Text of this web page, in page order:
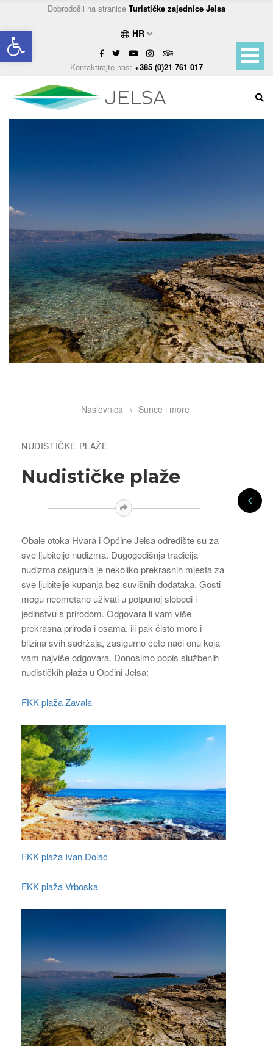
Open toolbar
Dobrodošli na stranice Turističke zajednice Jelsa
HR
Kontaktirajte nas: +385 (0)21 761 017
BreadcrumbNaslovnica Sunce i more
NUDISTIČKE PLAŽE
Nudističke plaže
Obale otoka Hvara i Općine Jelsa odredište su za
sve ljubitelje nudizma. Dugogodišnja tradicija
nudizma osigurala je nekoliko prekrasnih mjesta za
sve ljubitelje kupanja bez suvišnih dodataka. Gosti
mogu neometano uživati u potpunoj slobodi i
jedinstvu s prirodom. Odgovara li vam više
prekrasna priroda i osama, ili pak čisto more i
blizina svih sadržaja, zasigurno ćete naći onu koja
vam najviše odgovara. Donosimo popis službenih
nudističkih plaža u Općini Jelsa:
FKK plaža Zavala
FKK plaža Ivan Dolac
FKK plaža Vrboska